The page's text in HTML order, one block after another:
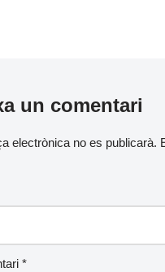
un comentari
electrònica no es publicarà.
*